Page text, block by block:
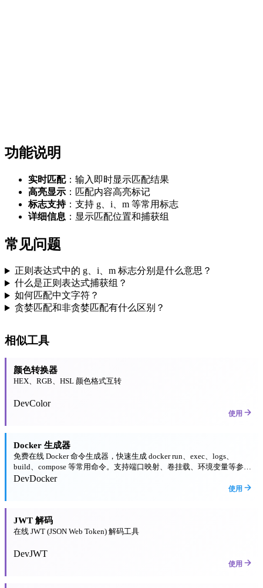
功能说明
实时匹配：输入即时显示匹配结果
高亮显示 ：匹配内容高亮标记
标志支持：支持 g、i、m 等常用标志
详细信息 ：显示匹配位置和捕获组
常见问题
正则表达式中的 g、i、m 标志分别是什么意思？
什么是正则表达式捕获组？
如何匹配中文字符？
贪婪匹配和非贪婪匹配有什么区别？
相似工具
颜色转换器
HEX、RGB、HSL 颜色格式互转
DevColor
使用
Docker 生成器
免费在线 Docker 命令生成器，快速生成 docker run、exec、logs、
build、compose 等常用命令。支持端口映射、卷挂载、环境变量等参数
配置。
DevDocker
使用
JWT 解码
在线 JWT (JSON Web Token) 解码工具
DevJWT
使用